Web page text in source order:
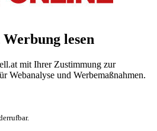
lesen
mit Ihrer Zustimmung zur
Webanalyse und Werbemaßnahmen.